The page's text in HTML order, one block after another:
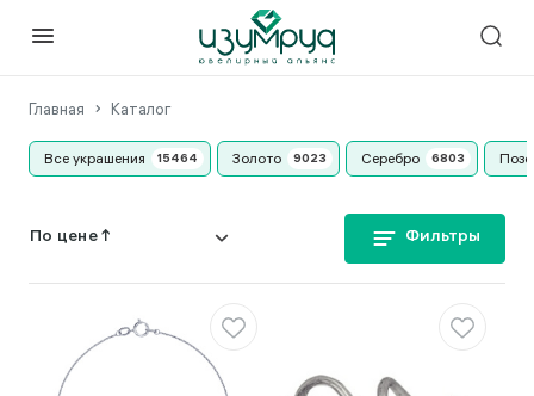
Главная Каталог
Все украшения Золото Серебро
Фильтры